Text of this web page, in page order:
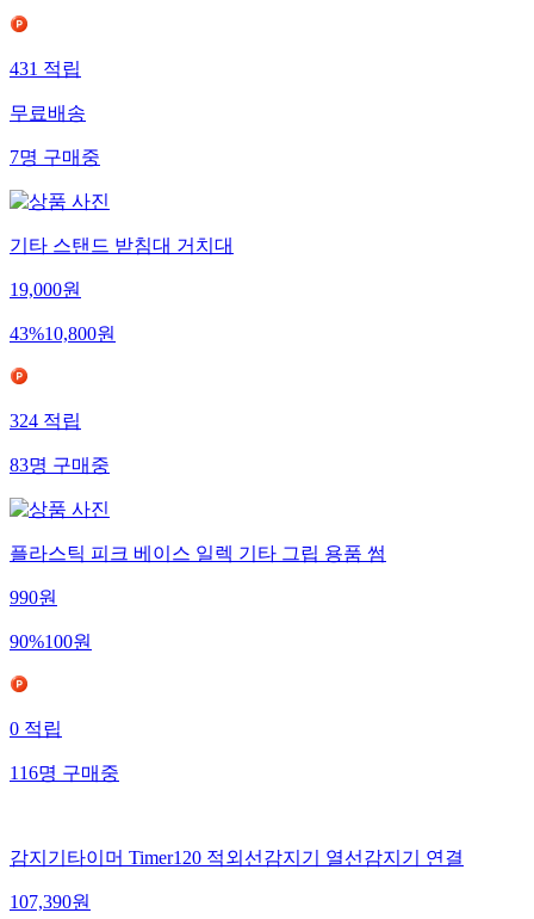
431 적립
무료배송
7명 구매중
기타 스탠드 받침대 거치대
19,000원
43%10,800원
324 적립
83명 구매중
플라스틱 피크 베이스 일렉 기타 그립 용품 썸
990원
90%100원
0 적립
116명 구매중
감지기타이머 Timer120 적외선감지기 열선감지기 연결
107,390원